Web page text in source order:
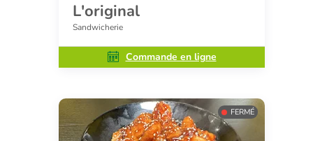
L'original
Sandwicherie
Commande en ligne
FERMÉ